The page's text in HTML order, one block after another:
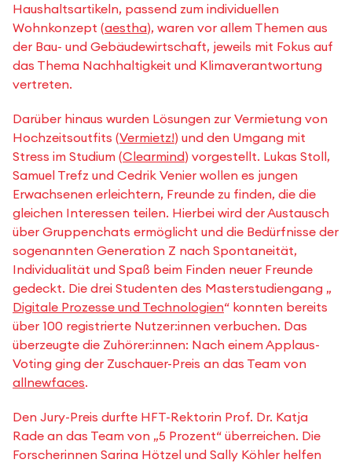
Haushaltsartikeln, passend zum individuellen
Wohnkonzept (aestha), waren vor allem Themen aus
der Bau- und Gebäudewirtschaft, jeweils mit Fokus auf
das Thema Nachhaltigkeit und Klimaverantwortung
vertreten.
Darüber hinaus wurden Lösungen zur Vermietung von
Hochzeitsoutfits (Vermietz!) und den Umgang mit
Stress im Studium (Clearmind) vorgestellt. Lukas Stoll,
Samuel Trefz und Cedrik Venier wollen es jungen
Erwachsenen erleichtern, Freunde zu finden, die die
gleichen Interessen teilen. Hierbei wird der Austausch
über Gruppenchats ermöglicht und die Bedürfnisse der
sogenannten Generation Z nach Spontaneität,
Individualität und Spaß beim Finden neuer Freunde
gedeckt. Die drei Studenten des Masterstudiengang „
Digitale Prozesse und Technologien“ konnten bereits
über 100 registrierte Nutzer:innen verbuchen. Das
überzeugte die Zuhörer:innen: Nach einem Applaus-
Voting ging der Zuschauer-Preis an das Team von
allnewfaces.
Den Jury-Preis durfte HFT-Rektorin Prof. Dr. Katja
Rade an das Team von „5 Prozent“ überreichen. Die
Forscherinnen Sarina Hötzel und Sally Köhler helfen